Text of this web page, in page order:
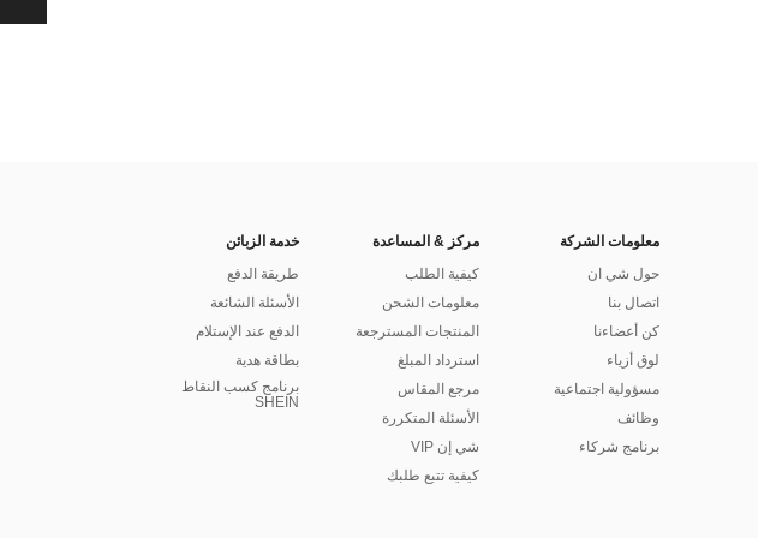
معلومات الشركة
حول شي ان
اتصال بنا
كن أعضاءنا
لوق أزياء
مسؤولية اجتماعية
وظائف
برنامج شركاء
مركز & المساعدة
كيفية الطلب
معلومات الشحن
المنتجات المسترجعة
استرداد المبلغ
مرجع المقاس
الأسئلة المتكررة
شي إن VIP
كيفية تتبع طلبك
خدمة الزبائن
طريقة الدفع
الأسئلة الشائعة
الدفع عند الإستلام
بطاقة هدية
برنامج كسب النقاط
SHEIN